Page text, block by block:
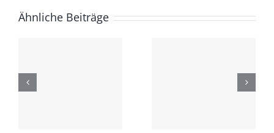
Ähnliche Beiträge
Aliquam
luctus sem